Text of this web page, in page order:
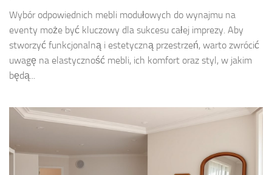
Wybór odpowiednich mebli modułowych do wynajmu na
eventy może być kluczowy dla sukcesu całej imprezy. Aby
stworzyć funkcjonalną i estetyczną przestrzeń, warto zwrócić
uwagę na elastyczność mebli, ich komfort oraz styl, w jakim
będą...